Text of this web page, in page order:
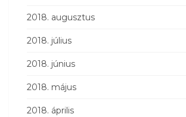
2018. augusztus
2018. július
2018. június
2018. május
2018. április